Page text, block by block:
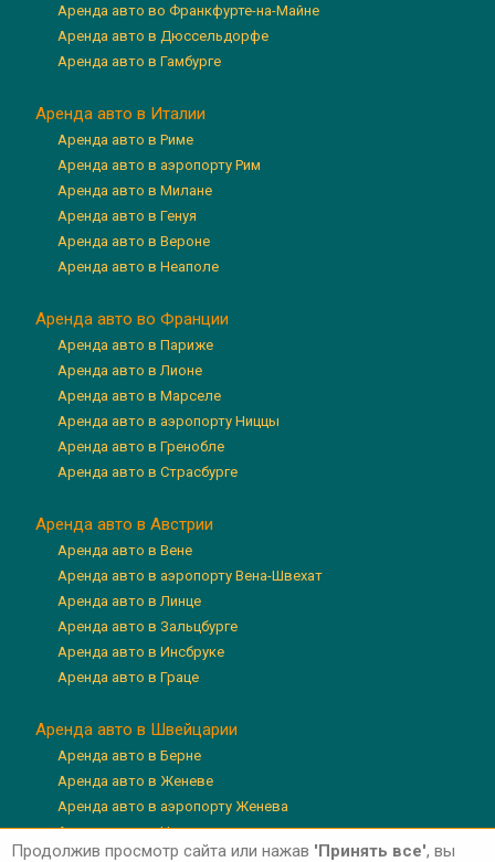
Аренда авто во Франкфурте-на-Майне
Аренда авто в Дюссельдорфе
Аренда авто в Гамбурге
Аренда авто в Италии
Аренда авто в Риме
Аренда авто в аэропорту Рим
Аренда авто в Милане
Аренда авто в Генуя
Аренда авто в Вероне
Аренда авто в Неаполе
Аренда авто во Франции
Аренда авто в Париже
Аренда авто в Лионе
Аренда авто в Марселе
Аренда авто в аэропорту Ниццы
Аренда авто в Гренобле
Аренда авто в Страсбурге
Аренда авто в Австрии
Аренда авто в Вене
Аренда авто в аэропорту Вена-Швехат
Аренда авто в Линце
Аренда авто в Зальцбурге
Аренда авто в Инсбруке
Аренда авто в Граце
Аренда авто в Швейцарии
Аренда авто в Берне
Аренда авто в Женеве
Аренда авто в аэропорту Женева
Аренда авто в Цюрихе
Аренда авто в аэропорту Цюрих
Продолжив просмотр сайта или нажав 'Принять все', вы